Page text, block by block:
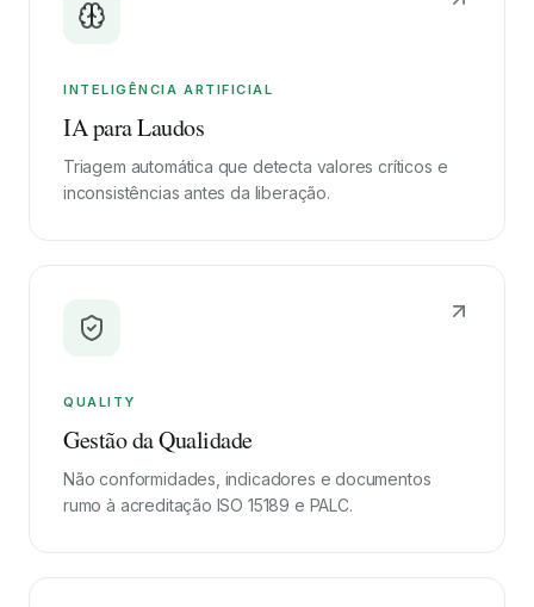
INTELIGÊNCIA ARTIFICIAL
IA para Laudos
Triagem automática que detecta valores críticos e
inconsistências antes da liberação.
QUALITY
Gestão da Qualidade
Não conformidades, indicadores e documentos
rumo à acreditação ISO 15189 e PALC.